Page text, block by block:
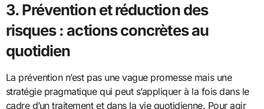
3. Prévention et réduction des
risques : actions concrètes au
quotidien
La prévention n’est pas une vague promesse mais une
stratégie pragmatique qui peut s’appliquer à la fois dans le
cadre d’un traitement et dans la vie quotidienne. Pour agir